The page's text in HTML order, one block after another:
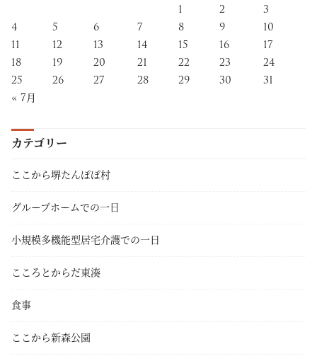
1
2
3
4
5 6 7 8 9
10
11
12 13 14 15 16
17
18
19 20 21 22 23
24
25
26 27 28 29 30
31
« 7月
カテゴリー
ここから堺たんぽぽ村
グループホームでの一日
小規模多機能型居宅介護での一日
こころとからだ東湊
食事
ここから新森公園